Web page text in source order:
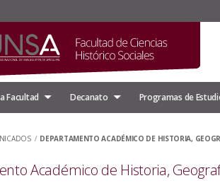
Facultad Decanato Programas de
/ DEPARTAMENTO ACADÉMICO DE HISTORIA,
Académico de Historia,